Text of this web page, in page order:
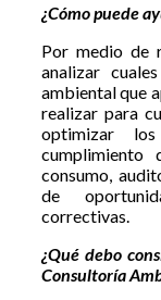
¿Cómo puede
Por medio de
analizar
ambiental que
realizar para
optimizar
cumplimiento
consumo,
de
correctivas.
¿Qué debo
Consultoría